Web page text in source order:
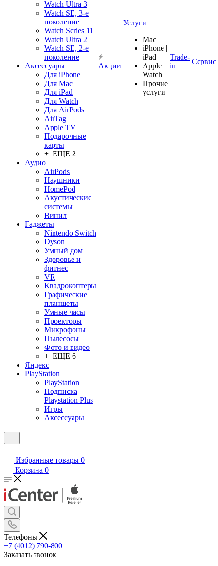
Watch Ultra 3
Watch SE, 3-е
поколение
Watch Series 11
Watch Ultra 2
Watch SE, 2-е
поколение
Аксессуары
Для iPhone
Для Mac
Для iPad
Для Watch
Для AirPods
AirTag
Apple TV
Подарочные
карты
+ ЕЩЕ 2
Аудио
AirPods
Наушники
HomePod
Акустические
системы
Винил
Гаджеты
Nintendo Switch
Dyson
Умный дом
Здоровье и
фитнес
VR
Квадрокоптеры
Графические
планшеты
Умные часы
Проекторы
Микрофоны
Пылесосы
Фото и видео
+ ЕЩЕ 6
Яндекс
PlayStation
PlayStation
Подписка
Playstation Plus
Игры
Аксессуары
Акции
Услуги
Mac
iPhone |
iPad
Apple
Watch
Прочие
услуги
Trade-
in
Сервис
Избранные товары 0
Корзина 0
Телефоны
+7 (4012) 790-800
Заказать звонок